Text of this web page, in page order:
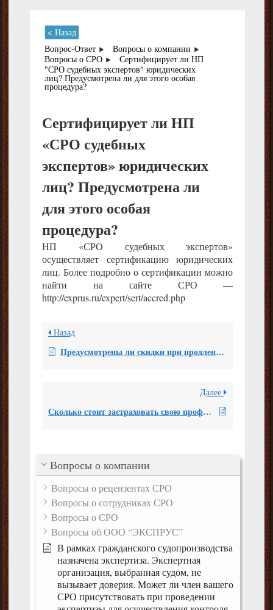
Вопросы о компании
Вопросы о рецензентах СРО
Вопросы о сотрудниках СРО
Вопросы о СРО
Вопросы об ООО “ЭКСПРУС”
В рамках гражданского судопроизводства
назначена экспертиза. Экспертная
организация, выбранная судом, не
вызывает доверия. Может ли член вашего
СРО присутствовать при проведении
< Назад
Вопрос-Ответ
Вопросы о компании
Вопросы о СРО
Сертифицирует ли НП
"СРО судебных экспертов" юридических
лиц? Предусмотрена ли для этого особая
процедура?
Сертифицирует ли НП
«СРО судебных
экспертов» юридических
лиц? Предусмотрена ли
для этого особая
процедура?
НП «СРО судебных экспертов»
осуществляет сертификацию юридических
лиц. Более подробно о сертификации можно
найти на сайте СРО —
http://exprus.ru/expert/sert/accred.php
Назад
Предусмотрены ли скидки при продлении сертификата?
Далее
Сколько стоит застраховать свою профессиональную ответственность и как это сделать?